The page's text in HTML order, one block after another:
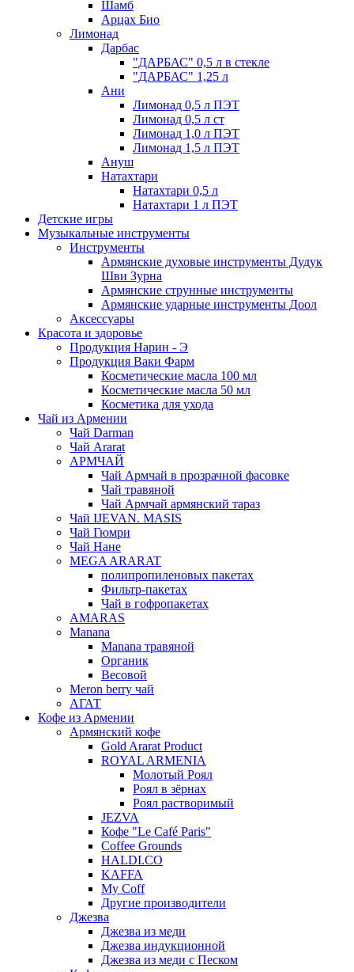
Шамб
Арцах Био
Лимонад
Дарбас
"ДАРБАС" 0,5 л в стекле
"ДАРБАС" 1,25 л
Ани
Лимонад 0,5 л ПЭТ
Лимонад 0,5 л ст
Лимонад 1,0 л ПЭТ
Лимонад 1,5 л ПЭТ
Ануш
Натахтари
Натахтари 0,5 л
Натахтари 1 л ПЭТ
Детские игры
Музыкальные инструменты
Инструменты
Армянские духовые инструменты Дудук
Шви Зурна
Армянские струнные инструменты
Армянские ударные инструменты Доол
Аксессуары
Красота и здоровье
Продукция Нарин - Э
Продукция Ваки Фарм
Косметические масла 100 мл
Косметические масла 50 мл
Косметика для ухода
Чай из Армении
Чай Darman
Чай Ararat
АРМЧАЙ
Чай Армчай в прозрачной фасовке
Чай травяной
Чай Армчай армянский тараз
Чай IJEVAN. MASIS
Чай Гюмри
Чай Нане
MEGA ARARAT
полипропиленовых пакетах
Фильтр-пакетах
Чай в гофропакетах
AMARAS
Manana
Manana травяной
Органик
Весовой
Meron berry чай
АГАТ
Кофе из Армении
Армянский кофе
Gold Ararat Product
ROYAL ARMENIA
Молотый Роял
Роял в зёрнах
Роял растворимый
JEZVA
Кофе "Le Café Paris"
Coffee Grounds
HALDI.CO
KAFFA
My Coff
Другие производители
Джезва
Джезва из меди
Джезва индукционной
Джезва из меди с Песком